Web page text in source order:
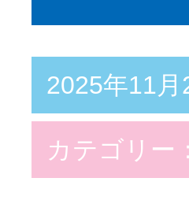
2025年11月
カテゴリー：